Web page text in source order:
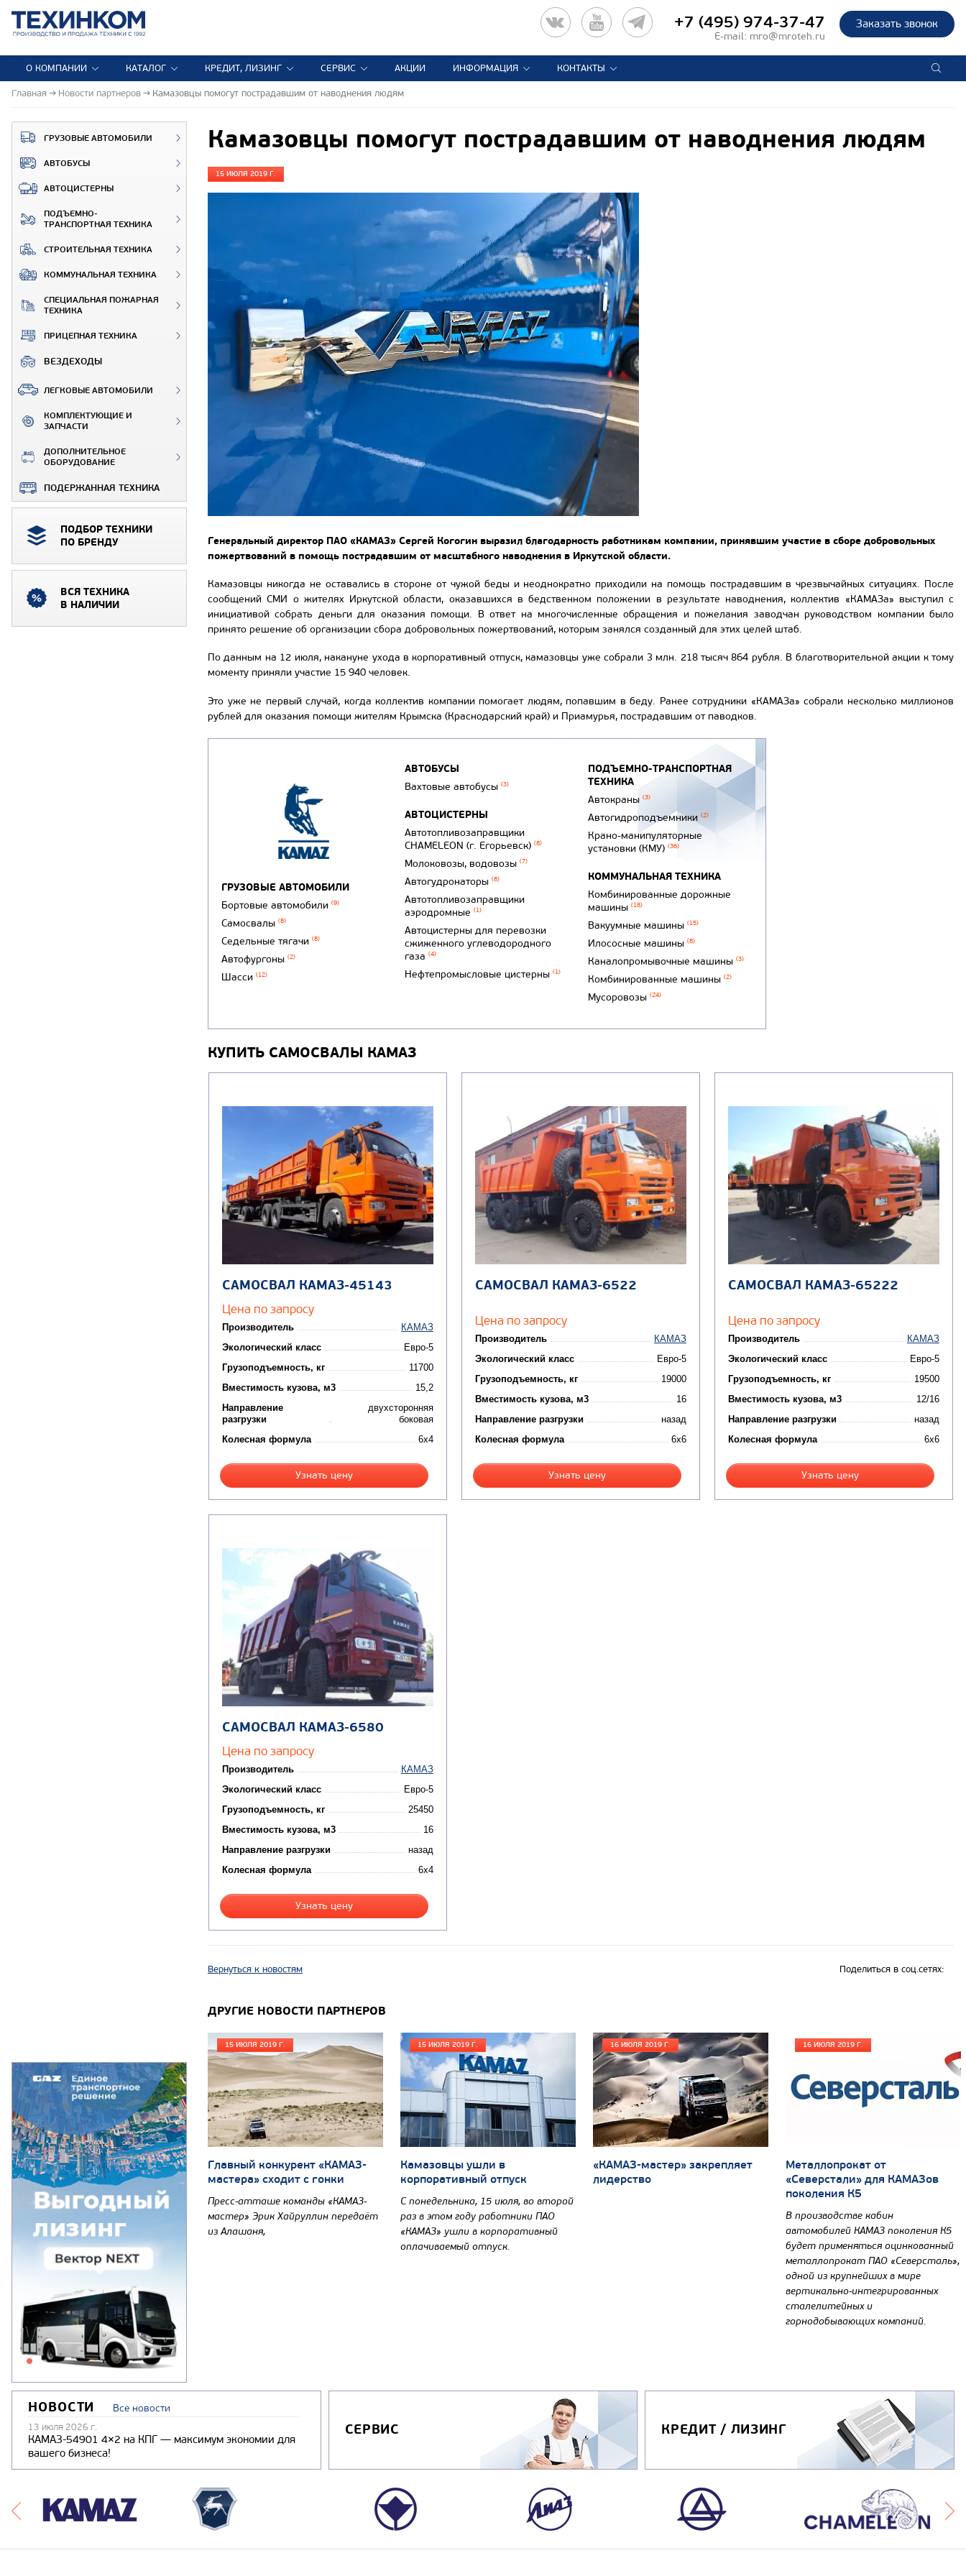
Заказать звонок
+7 (495) 974-37-47
E-mail: mro@mroteh.ru
О КОМПАНИИ КАТАЛОГ КРЕДИТ, ЛИЗИНГ СЕРВИС АКЦИИ ИНФОРМАЦИЯ КОНТАКТЫ
Главная Новости партнеров Камазовцы помогут пострадавшим от наводнения людям
ГРУЗОВЫЕ АВТОМОБИЛИ
АВТОБУСЫ
АВТОЦИСТЕРНЫ
ПОДЪЕМНО-
ТРАНСПОРТНАЯ ТЕХНИКА
СТРОИТЕЛЬНАЯ ТЕХНИКА
КОММУНАЛЬНАЯ ТЕХНИКА
СПЕЦИАЛЬНАЯ ПОЖАРНАЯ
ТЕХНИКА
ПРИЦЕПНАЯ ТЕХНИКА
ВЕЗДЕХОДЫ
ЛЕГКОВЫЕ АВТОМОБИЛИ
КОМПЛЕКТУЮЩИЕ И
ЗАПЧАСТИ
ДОПОЛНИТЕЛЬНОЕ
ОБОРУДОВАНИЕ
ПОДЕРЖАННАЯ ТЕХНИКА
ПОДБОР ТЕХНИКИ
ПО БРЕНДУ
ВСЯ ТЕХНИКА
В НАЛИЧИИ
Камазовцы помогут пострадавшим от наводнения людям
15 ИЮЛЯ 2019 Г.
Генеральный директор ПАО «КАМАЗ» Сергей Когогин выразил благодарность работникам компании, принявшим участие в сборе добровольных
пожертвований в помощь пострадавшим от масштабного наводнения в Иркутской области.
Камазовцы никогда не оставались в стороне от чужой беды и неоднократно приходили на помощь пострадавшим в чрезвычайных ситуациях. После
сообщений СМИ о жителях Иркутской области, оказавшихся в бедственном положении в результате наводнения, коллектив «КАМАЗа» выступил с
инициативой собрать деньги для оказания помощи. В ответ на многочисленные обращения и пожелания заводчан руководством компании было
принято решение об организации сбора добровольных пожертвований, которым занялся созданный для этих целей штаб.
По данным на 12 июля, накануне ухода в корпоративный отпуск, камазовцы уже собрали 3 млн. 218 тысяч 864 рубля. В благотворительной акции к тому
моменту приняли участие 15 940 человек.
Это уже не первый случай, когда коллектив компании помогает людям, попавшим в беду. Ранее сотрудники «КАМАЗа» собрали несколько миллионов
рублей для оказания помощи жителям Крымска (Краснодарский край) и Приамурья, пострадавшим от паводков.
ГРУЗОВЫЕ АВТОМОБИЛИ
Бортовые автомобили (9)
Самосвалы (8)
Седельные тягачи (8)
Автофургоны (2)
Шасси (12)
АВТОБУСЫ
Вахтовые автобусы (3)
АВТОЦИСТЕРНЫ
Автотопливозаправщики
CHAMELEON (г. Егорьевск) (8)
Молоковозы, водовозы (7)
Автогудронаторы (8)
Автотопливозаправщики
аэродромные (1)
Автоцистерны для перевозки
сжиженного углеводородного
газа (4)
Нефтепромысловые цистерны (1)
ПОДЪЕМНО-ТРАНСПОРТНАЯ
ТЕХНИКА
Автокраны (3)
Автогидроподъемники (2)
Крано-манипуляторные
установки (КМУ) (36)
КОММУНАЛЬНАЯ ТЕХНИКА
Комбинированные дорожные
машины (18)
Вакуумные машины (15)
Илососные машины (8)
Каналопромывочные машины (3)
Комбинированные машины (2)
Мусоровозы (24)
КУПИТЬ САМОСВАЛЫ КАМАЗ
САМОСВАЛ КАМАЗ-45143
Цена по запросу
Производитель
КАМАЗ
Экологический класс
Евро-5
Грузоподъемность, кг
11700
Вместимость кузова, м3
15,2
Направление
разгрузки
двухсторонняя
боковая
Колесная формула
6x4
Узнать цену
САМОСВАЛ КАМАЗ-6522
Цена по запросу
Производитель
КАМАЗ
Экологический класс
Евро-5
Грузоподъемность, кг
19000
Вместимость кузова, м3
16
Направление разгрузки
назад
Колесная формула
6x6
Узнать цену
САМОСВАЛ КАМАЗ-65222
Цена по запросу
Производитель
КАМАЗ
Экологический класс
Евро-5
Грузоподъемность, кг
19500
Вместимость кузова, м3
12/16
Направление разгрузки
назад
Колесная формула
6x6
Узнать цену
САМОСВАЛ КАМАЗ-6580
Цена по запросу
Производитель
КАМАЗ
Экологический класс
Евро-5
Грузоподъемность, кг
25450
Вместимость кузова, м3
16
Направление разгрузки
назад
Колесная формула
6x4
Узнать цену
Вернуться к новостям Поделиться в соц.сетях:
ДРУГИЕ НОВОСТИ ПАРТНЕРОВ
15 ИЮЛЯ 2019 Г.
Главный конкурент «КАМАЗ-
мастера» сходит с гонки
Пресс-атташе команды «КАМАЗ-
мастер» Эрик Хайруллин передаёт
из Алашаня,
15 ИЮЛЯ 2019 Г.
Камазовцы ушли в
корпоративный отпуск
С понедельника, 15 июля, во второй
раз в этом году работники ПАО
«КАМАЗ» ушли в корпоративный
оплачиваемый отпуск.
16 ИЮЛЯ 2019 Г.
«КАМАЗ-мастер» закрепляет
лидерство
16 ИЮЛЯ 2019 Г.
Металлопрокат от
«Северстали» для КАМАЗов
поколения К5
В производстве кабин
автомобилей КАМАЗ поколения К5
будет применяться оцинкованный
металлопрокат ПАО «Северсталь»,
одной из крупнейших в мире
вертикально-интегрированных
сталелитейных и
горнодобывающих компаний.
НОВОСТИ Все новости
13 июля 2026 г.
КАМАЗ-54901 4×2 на КПГ — максимум экономии для
вашего бизнеса!
СЕРВИС КРЕДИТ / ЛИЗИНГ